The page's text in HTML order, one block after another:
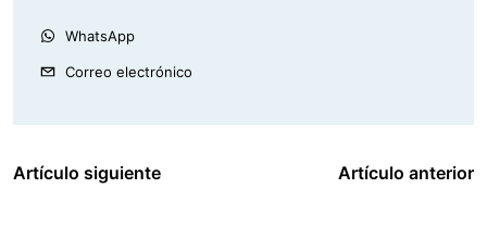
WhatsApp
Correo electrónico
Artículo siguiente Artículo anterior